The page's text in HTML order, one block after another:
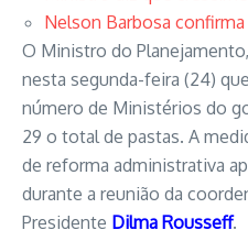
Nelson Barbosa
O Ministro do
nesta segunda-feira (24)
número de Ministérios do
29 o total de pastas. A
de reforma administrativa
durante a reunião da
Presidente Dilma Rousseff.